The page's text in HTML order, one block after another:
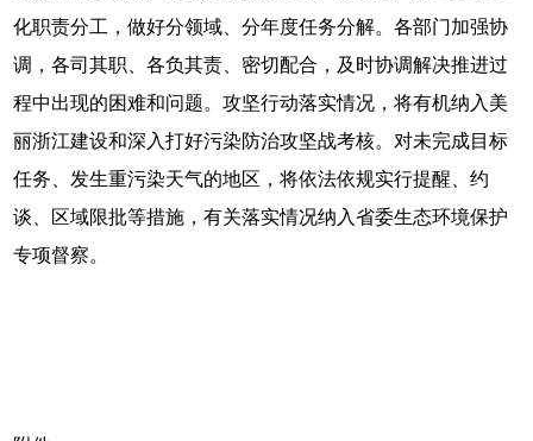
化职责分工，做好分领域、分年度任务分解。各部门加强协
调，各司其职、各负其责、密切配合，及时协调解决推进过
程中出现的困难和问题。攻坚行动落实情况，将有机纳入美
丽浙江建设和深入打好污染防治攻坚战考核。对未完成目标
任务、发生重污染天气的地区，将依法依规实行提醒、约
谈、区域限批等措施，有关落实情况纳入省委生态环境保护
专项督察。